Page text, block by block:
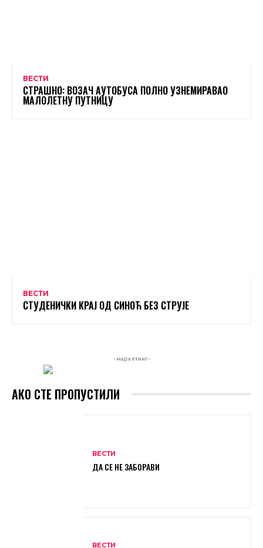
ВЕСТИ
СТРАШНО: ВОЗАЧ АУТОБУСА ПОЛНО УЗНЕМИРАВАО
МАЛОЛЕТНУ ПУТНИЦУ
ВЕСТИ
СТУДЕНИЧКИ КРАЈ ОД СИНОЋ БЕЗ СТРУЈЕ
- маркетинг -
АКО СТЕ ПРОПУСТИЛИ
ВЕСТИ
ДА СЕ НЕ ЗАБОРАВИ
ВЕСТИ